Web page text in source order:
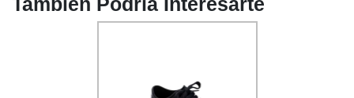
También Podría Interesarte